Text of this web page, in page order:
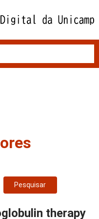
therapy